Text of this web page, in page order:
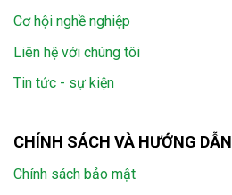
Cơ hội nghề nghiệp
Liên hệ với chúng tôi
Tin tức - sự kiện
CHÍNH SÁCH VÀ HƯỚNG DẪN
Chính sách bảo mật